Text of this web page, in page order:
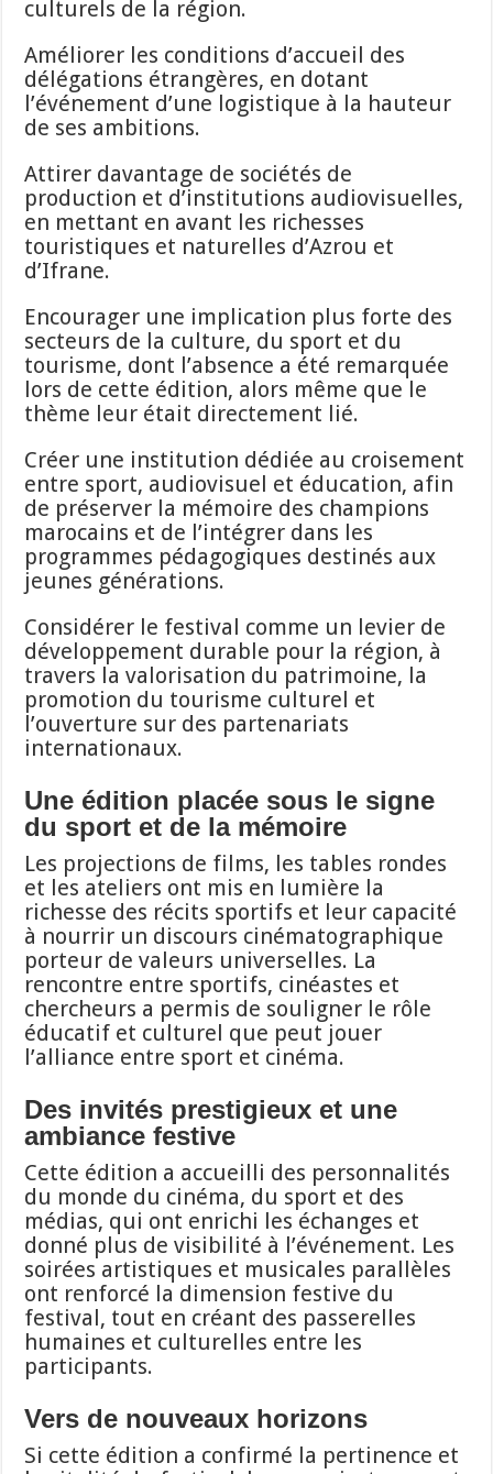
culturels de la région.
Améliorer les conditions d’accueil des
délégations étrangères, en dotant
l’événement d’une logistique à la hauteur
de ses ambitions.
Attirer davantage de sociétés de
production et d’institutions audiovisuelles,
en mettant en avant les richesses
touristiques et naturelles d’Azrou et
d’Ifrane.
Encourager une implication plus forte des
secteurs de la culture, du sport et du
tourisme, dont l’absence a été remarquée
lors de cette édition, alors même que le
thème leur était directement lié.
Créer une institution dédiée au croisement
entre sport, audiovisuel et éducation, afin
de préserver la mémoire des champions
marocains et de l’intégrer dans les
programmes pédagogiques destinés aux
jeunes générations.
Considérer le festival comme un levier de
développement durable pour la région, à
travers la valorisation du patrimoine, la
promotion du tourisme culturel et
l’ouverture sur des partenariats
internationaux.
Une édition placée sous le signe
du sport et de la mémoire
Les projections de films, les tables rondes
et les ateliers ont mis en lumière la
richesse des récits sportifs et leur capacité
à nourrir un discours cinématographique
porteur de valeurs universelles. La
rencontre entre sportifs, cinéastes et
chercheurs a permis de souligner le rôle
éducatif et culturel que peut jouer
l’alliance entre sport et cinéma.
Des invités prestigieux et une
ambiance festive
Cette édition a accueilli des personnalités
du monde du cinéma, du sport et des
médias, qui ont enrichi les échanges et
donné plus de visibilité à l’événement. Les
soirées artistiques et musicales parallèles
ont renforcé la dimension festive du
festival, tout en créant des passerelles
humaines et culturelles entre les
participants.
Vers de nouveaux horizons
Si cette édition a confirmé la pertinence et